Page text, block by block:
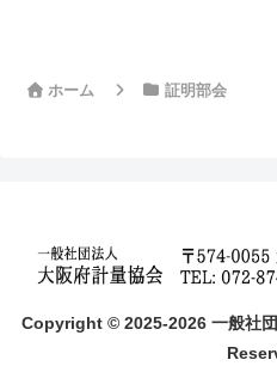
ホーム 証明部会
Copyright © 2025-2026 一般社